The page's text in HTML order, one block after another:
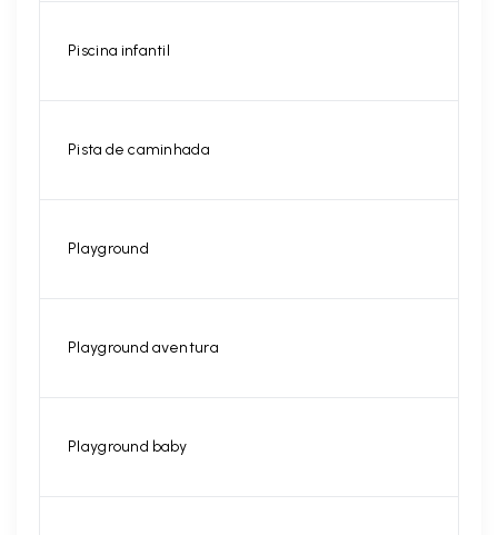
Piscina infantil
Pista de caminhada
Playground
Playground aventura
Playground baby